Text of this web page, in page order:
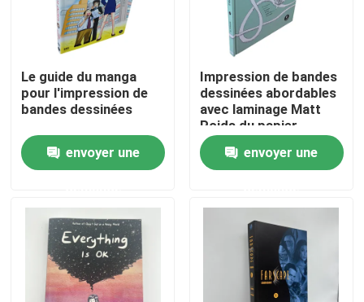
Maison
Vidéos
Au sujet de nous
Le guide du manga
pour l'impression de
bandes dessinées
envoyer une
Impression de bandes
dessinées abordables
avec laminage Matt
Poids du papier
105gm
envoyer une